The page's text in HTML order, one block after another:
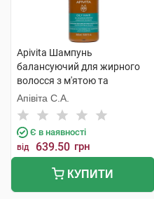
Apivita Шампунь
балансуючий для жирного
волосся з м'ятою та
прополісом 250 мл 1 флакон
Апівіта С.А.
Є в наявності
від 639.50 грн
КУПИТИ